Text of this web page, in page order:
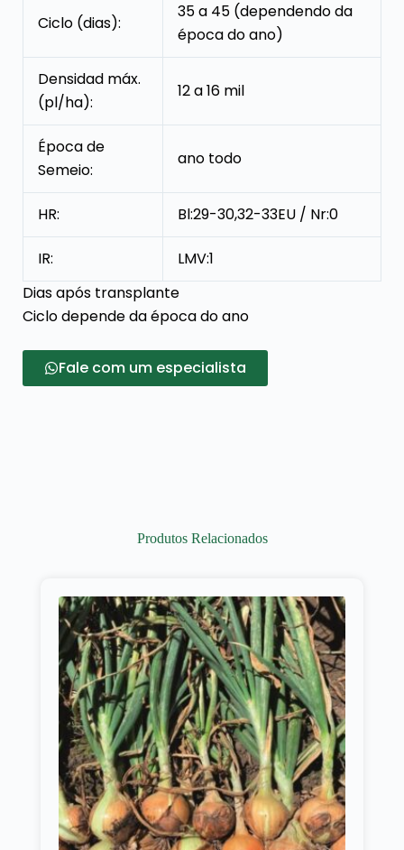
Ciclo (dias):
35 a 45 (dependendo da
época do ano)
Densidad máx.
(pl/ha):
12 a 16 mil
Época de
Semeio:
ano todo
HR: Bl:29-30,32-33EU / Nr:0
IR:
LMV:1
Dias após transplante
Ciclo depende da época do ano
Fale com um especialista
Produtos Relacionados